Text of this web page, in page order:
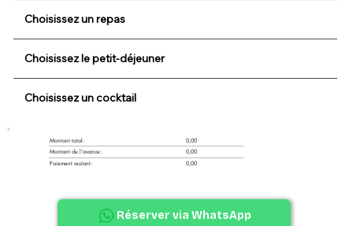
Choisissez un repas
Choisissez le petit-déjeuner
Choisissez un cocktail
Montant total:
0,00
Montant de l'avance:
0,00
Paiement restant:
0,00
Réserver via WhatsApp